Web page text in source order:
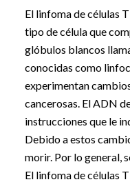
El linfoma de células
tipo de célula que
glóbulos blancos
conocidas como
experimentan
cancerosas. El ADN
instrucciones que le
Debido a estos
morir. Por lo general,
El linfoma de células